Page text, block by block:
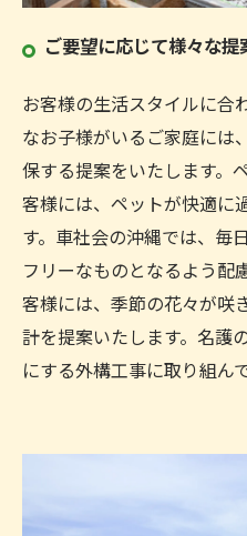
ご要望に応じて様々な提
お客様の生活スタイルに合
なお子様がいるご家庭には
保する提案をいたします。
客様には、ペットが快適に
す。車社会の沖縄では、毎
フリーなものとなるよう配
客様には、季節の花々が咲
計を提案いたします。名護
にする外構工事に取り組ん